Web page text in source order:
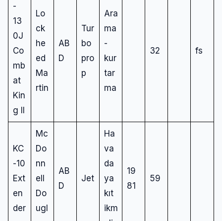
-
13
0J
Co
mb
at
Kin
g II
Lo
ck
he
ed
Ma
rtin
AB
D
Tur
bo
pro
p
Ara
ma
-
kur
tar
ma
32 fs
KC
-10
Ext
en
der
Mc
Do
nn
ell
Do
ugl
AB
D
Jet
Ha
va
da
ya
kıt
ikm
19
81
59